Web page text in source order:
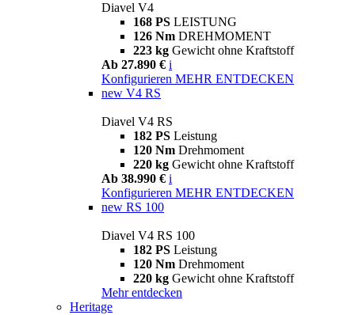
Diavel V4
168 PS LEISTUNG
126 Nm DREHMOMENT
223 kg Gewicht ohne Kraftstoff
Ab 27.890 € i
Konfigurieren MEHR ENTDECKEN
new V4 RS
Diavel V4 RS
182 PS Leistung
120 Nm Drehmoment
220 kg Gewicht ohne Kraftstoff
Ab 38.990 € i
Konfigurieren MEHR ENTDECKEN
new RS 100
Diavel V4 RS 100
182 PS Leistung
120 Nm Drehmoment
220 kg Gewicht ohne Kraftstoff
Mehr entdecken
Heritage